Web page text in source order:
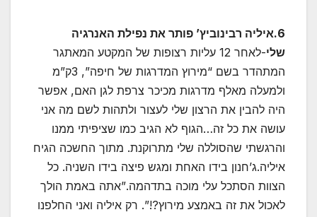
6.איליה רבינוביץ’ פותר את נפילת האנרגיה
שלי
-לאחר 12 עליות רצופות של המקטע המאתגר
המתהדר בשם “מירוץ המדרגות של חיפה”, 3ק”מ
ולמעלה מאלף מדרגות מכיכר צרפת לגן האם, אפשר
היה להבין את הרצון שלי לעצור ולתהות לשם מה אני
עושה את כל זה…הגוף לא הגיב כמו שציפיתי ממנו
והרגשתי שהסוללה שלי מתרוקנת. מתוך החשכה הגיח
איליה.ג’חנון בידו האחת ומגש פיצה בידו השניה. כל
הצוות הסתכל עלי מוכה בתדהמה.”אתה באמת הולך
לאכול את זה באמצע מירוץ?!”. רק איליה ואני החלפנו